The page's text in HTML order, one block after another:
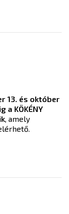
13. és október
KÖKÉNY
, amely